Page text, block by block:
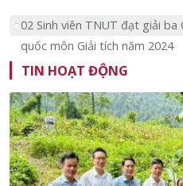
02 Sinh viên TNUT đạt giải
quốc môn Giải tích năm 2024
TIN HOẠT ĐỘNG